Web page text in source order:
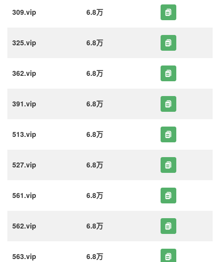
309.vip 6.8万
325.vip 6.8万
362.vip 6.8万
391.vip 6.8万
513.vip 6.8万
527.vip 6.8万
561.vip 6.8万
562.vip 6.8万
563.vip 6.8万